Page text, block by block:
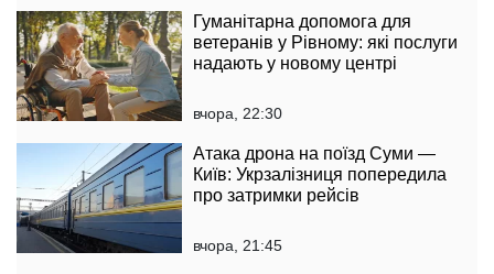
Гуманітарна допомога для
ветеранів у Рівному: які послуги
надають у новому центрі
вчора, 22:30
Атака дрона на поїзд Суми —
Київ: Укрзалізниця попередила
про затримки рейсів
вчора, 21:45